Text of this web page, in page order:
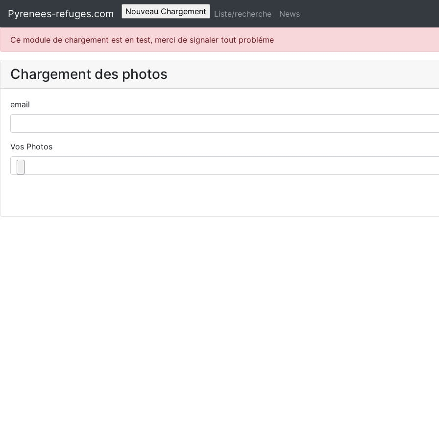
Pyrenees-refuges.com Liste/recherche News
Ce module de chargement est en test, merci de signaler tout probléme
Chargement des photos
email
Vos Photos